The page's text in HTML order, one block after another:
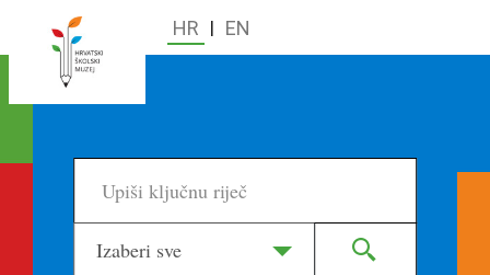
HR | EN
Izaberi sve